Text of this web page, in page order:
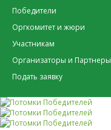
Победители
Оргкомитет и жюри
Участникам
Организаторы и Партнеры
Подать заявку